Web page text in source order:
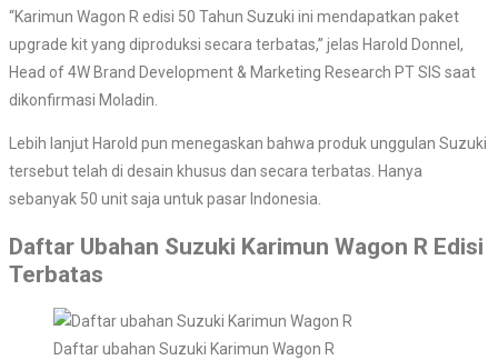
“Karimun Wagon R edisi 50 Tahun Suzuki ini mendapatkan paket
upgrade kit yang diproduksi secara terbatas,” jelas Harold Donnel,
Head of 4W Brand Development & Marketing Research PT SIS saat
dikonfirmasi Moladin.
Lebih lanjut Harold pun menegaskan bahwa produk unggulan Suzuki
tersebut telah di desain khusus dan secara terbatas. Hanya
sebanyak 50 unit saja untuk pasar Indonesia.
Daftar Ubahan Suzuki Karimun Wagon R Edisi
Terbatas
Daftar ubahan Suzuki Karimun Wagon R